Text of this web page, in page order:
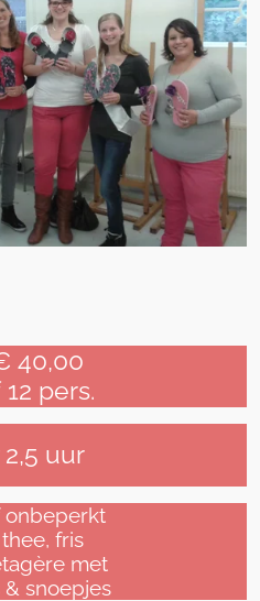
40,00
pers.
2,5 uur
onbeperkt
fris
met
snoepjes